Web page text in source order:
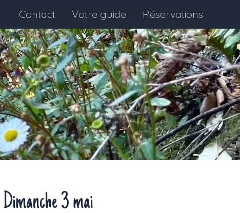
Contact Votre guide Réservations
Dimanche 3 mai